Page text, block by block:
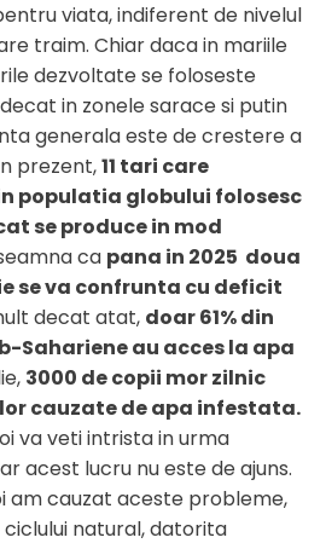
viata, indiferent de nivelul
traim. Chiar daca in mariile
dezvoltate se foloseste
in zonele sarace si putin
generala este de crestere a
prezent,11 tari care
populatia globului folosesc
se produce in mod
ca pana in 2025 doua
se va confrunta cu deficit
decat atat, doar 61% din
Sahariene au acces la apa
3000 de copii mor zilnic
cauzate de apa infestata.
va veti intrista in urma
acest lucru nu este de ajuns.
am cauzat aceste probleme,
natural, datorita